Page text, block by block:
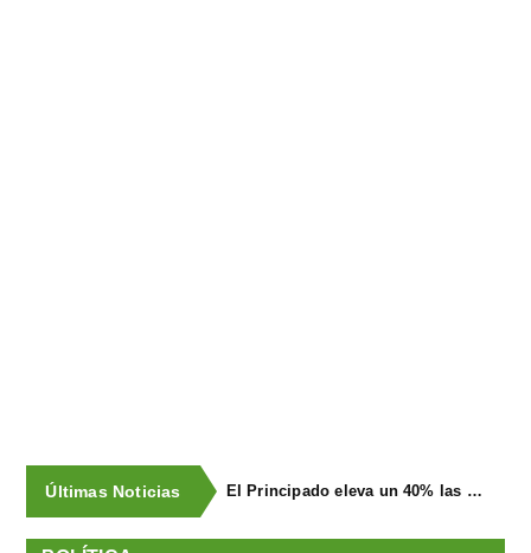
Últimas Noticias El Principado eleva un 40% las ayudas a la producción ecológica, que superan los cuatro millones de euros